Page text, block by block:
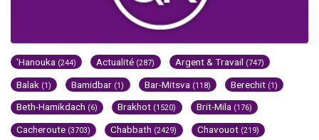
'Hanouka (244) Actualité (287) Argent & Travail (747)
Balak (1) Bamidbar (1) Bar-Mitsva (118) Berechit (1)
Beth-Hamikdach (6) Brakhot (1520) Brit-Mila (176)
Cacheroute (3703) Chabbath (2429) Chavouot (219)